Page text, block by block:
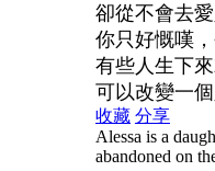
卻從不會去
你只好慨嘆
有些人生下
可以改變一
收藏 分享
Alessa is a
abandoned on